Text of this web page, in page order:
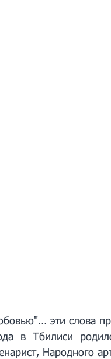
эти слова
в Тбилиси
Народного